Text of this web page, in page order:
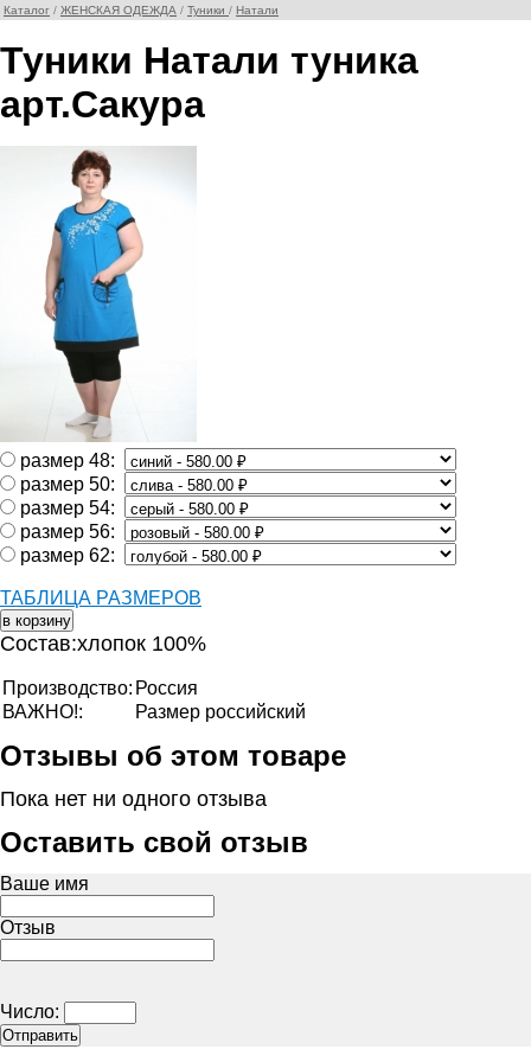
Каталог / ЖЕНСКАЯ ОДЕЖДА / Туники / Натали
Туники Натали туника
арт.Сакура
размер 48:
размер 50:
размер 54:
размер 56:
размер 62:
ТАБЛИЦА РАЗМЕРОВ
Состав:хлопок 100%
Производство: Россия
ВАЖНО!:
Размер российский
Отзывы об этом товаре
Пока нет ни одного отзыва
Оставить свой отзыв
Ваше имя
Отзыв
Число: